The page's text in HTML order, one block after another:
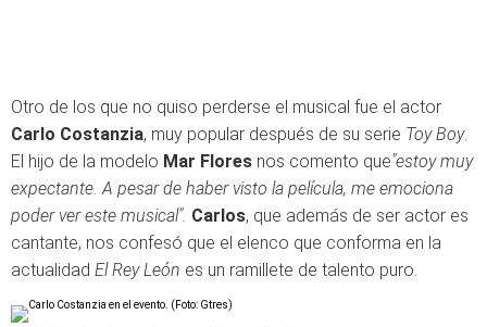
Otro de los que no quiso perderse el musical fue el actor
Carlo Costanzia, muy popular después de su serie Toy Boy.
El hijo de la modelo Mar Flores nos comento que"estoy muy
expectante. A pesar de haber visto la película, me emociona
poder ver este musical". Carlos, que además de ser actor es
cantante, nos confesó que el elenco que conforma en la
actualidad El Rey León es un ramillete de talento puro.